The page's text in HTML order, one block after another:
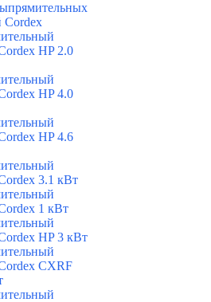
Cordex
HP 2.0
HP 4.0
HP 4.6
3.1 кВт
1 кВт
HP 3 кВт
CXRF